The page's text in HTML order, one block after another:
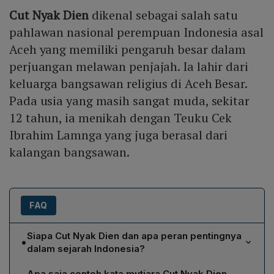
Cut Nyak Diendikenal sebagai salah satu
pahlawan nasional perempuan Indonesia asal
Aceh yang memiliki pengaruh besar dalam
perjuangan melawan penjajah. Ia lahir dari
keluarga bangsawan religius di Aceh Besar.
Pada usia yang masih sangat muda, sekitar
12 tahun, ia menikah dengan Teuku Cek
Ibrahim Lamnga yang juga berasal dari
kalangan bangsawan.
FAQ
•Siapa Cut Nyak Dien dan apa peran pentingnya
dalam sejarah Indonesia?
Cut Nyak Dien adalah pahlawan nasional perempuan